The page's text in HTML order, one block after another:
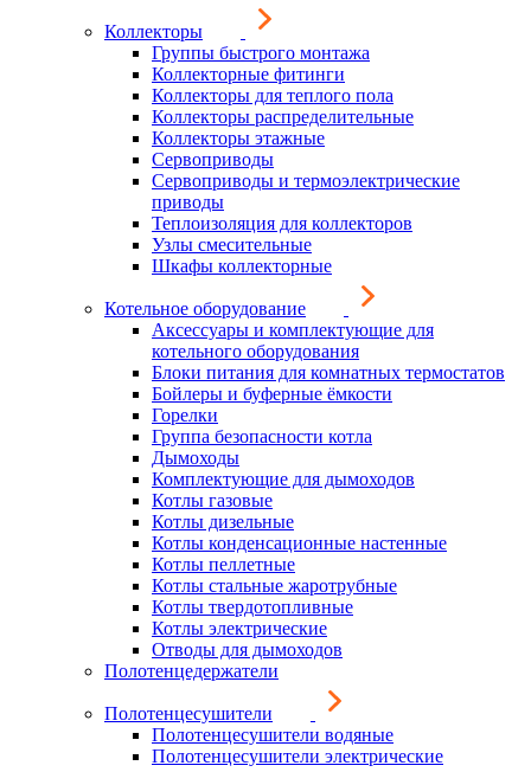
Коллекторы
Группы быстрого монтажа
Коллекторные фитинги
Коллекторы для теплого пола
Коллекторы распределительные
Коллекторы этажные
Сервоприводы
Сервоприводы и термоэлектрические
приводы
Теплоизоляция для коллекторов
Узлы смесительные
Шкафы коллекторные
Котельное оборудование
Аксессуары и комплектующие для
котельного оборудования
Блоки питания для комнатных термостатов
Бойлеры и буферные ёмкости
Горелки
Группа безопасности котла
Дымоходы
Комплектующие для дымоходов
Котлы газовые
Котлы дизельные
Котлы конденсационные настенные
Котлы пеллетные
Котлы стальные жаротрубные
Котлы твердотопливные
Котлы электрические
Отводы для дымоходов
Полотенцедержатели
Полотенцесушители
Полотенцесушители водяные
Полотенцесушители электрические